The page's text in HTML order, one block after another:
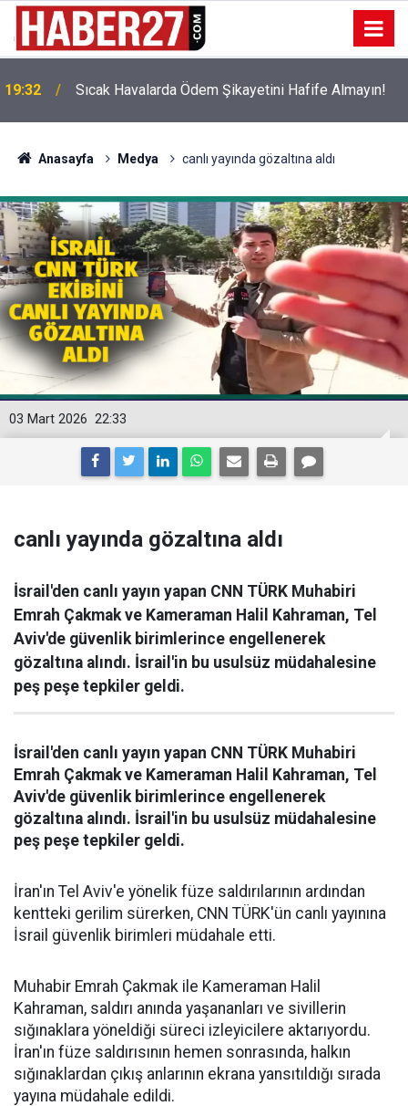
19:32 Sıcak Havalarda Ödem Şikayetini Hafife Almayın!
Anasayfa Medya canlı yayında gözaltına aldı
22:33
03 Mart 2026
canlı yayında gözaltına aldı
İsrail'den canlı yayın yapan CNN TÜRK Muhabiri
Emrah Çakmak ve Kameraman Halil Kahraman, Tel
Aviv'de güvenlik birimlerince engellenerek
gözaltına alındı. İsrail'in bu usulsüz müdahalesine
peş peşe tepkiler geldi.
İsrail'den canlı yayın yapan CNN TÜRK Muhabiri
Emrah Çakmak ve Kameraman Halil Kahraman, Tel
Aviv'de güvenlik birimlerince engellenerek
gözaltına alındı. İsrail'in bu usulsüz müdahalesine
peş peşe tepkiler geldi.
İran'ın Tel Aviv'e yönelik füze saldırılarının ardından
kentteki gerilim sürerken, CNN TÜRK'ün canlı yayınına
İsrail güvenlik birimleri müdahale etti.
Muhabir Emrah Çakmak ile Kameraman Halil
Kahraman, saldırı anında yaşananları ve sivillerin
sığınaklara yöneldiği süreci izleyicilere aktarıyordu.
İran'ın füze saldırısının hemen sonrasında, halkın
sığınaklardan çıkış anlarının ekrana yansıtıldığı sırada
yayına müdahale edildi.